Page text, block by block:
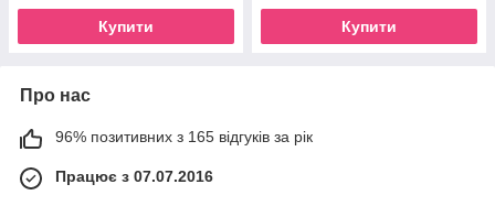
Купити Купити
Про нас
96% позитивних з 165 відгуків за рік
Працює з 07.07.2016